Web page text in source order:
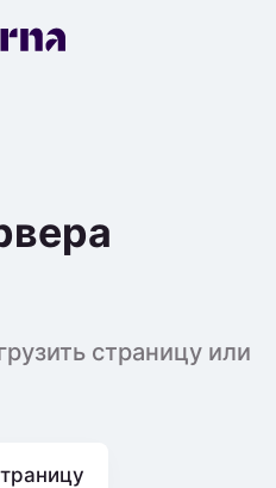
страницу или